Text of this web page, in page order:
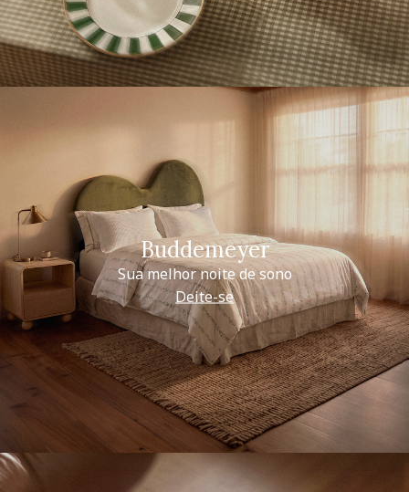
Buddemeyer
Sua melhor noite de sono
Deite-se